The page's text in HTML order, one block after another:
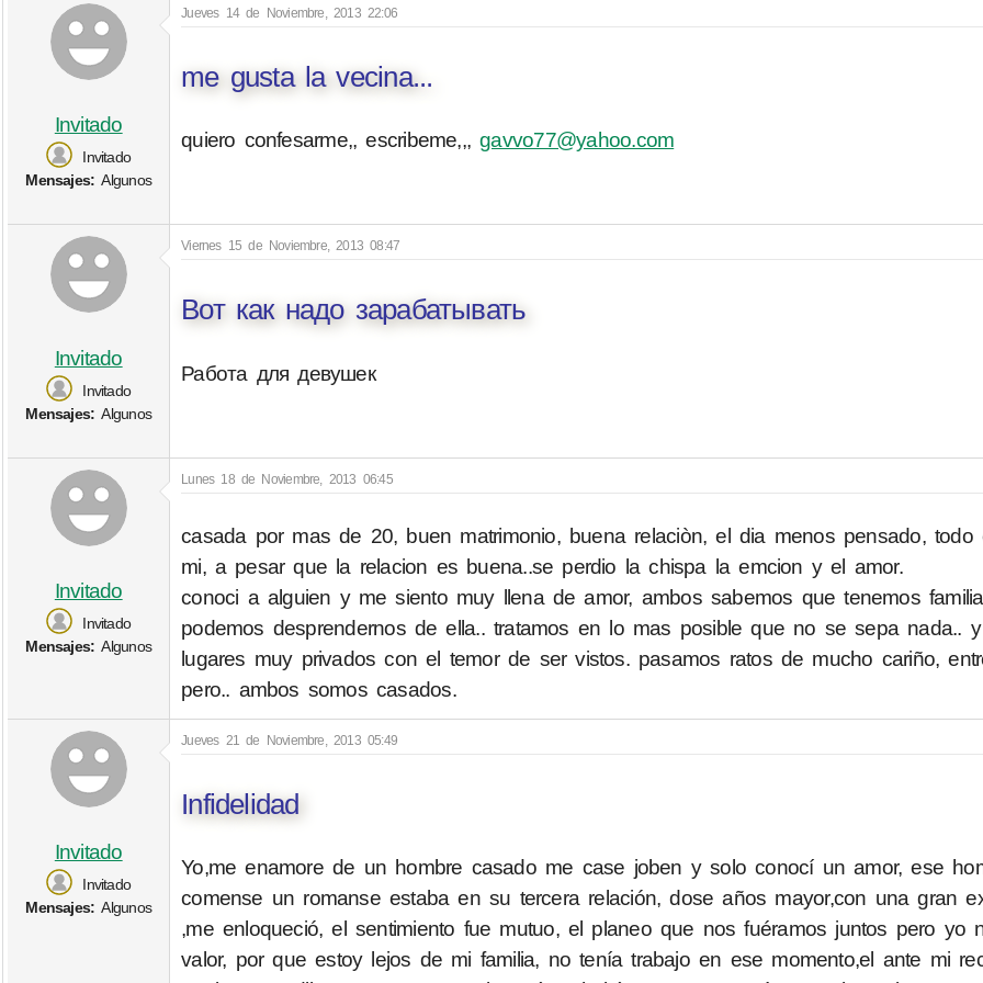
Invitado
Invitado
Mensajes: Algunos
Jueves 14 de Noviembre, 2013 22:06
me gusta la vecina...
quiero confesarme,, escribeme,,,gavvo77@yahoo.com
Invitado
Invitado
Mensajes: Algunos
Viernes 15 de Noviembre, 2013 08:47
Вот как надо зарабатывать
Работа для девушек
Invitado
Invitado
Mensajes: Algunos
Lunes 18 de Noviembre, 2013 06:45
casada por mas de 20, buen matrimonio, buena relaciòn, el dia menos pensado, todo
mi, a pesar que la relacion es buena..se perdio la chispa la emcion y el amor.
conoci a alguien y me siento muy llena de amor, ambos sabemos que tenemos
podemos desprendernos de ella.. tratamos en lo mas posible que no se sepa nada..
lugares muy privados con el temor de ser vistos. pasamos ratos de mucho cariño,
pero.. ambos somos casados.
Invitado
Invitado
Mensajes: Algunos
Jueves 21 de Noviembre, 2013 05:49
Infidelidad
Yo,me enamore de un hombre casado me case joben y solo conocí un amor, ese
comense un romanse estaba en su tercera relación, dose años mayor,con una gran
,me enloqueció, el sentimiento fue mutuo, el planeo que nos fuéramos juntos pero yo
valor, por que estoy lejos de mi familia, no tenía trabajo en ese momento,el ante mi